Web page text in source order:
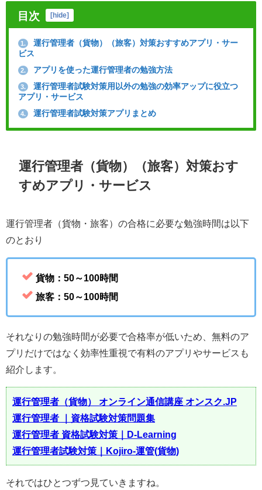
目次 hide
1.
運行管理者（貨物）（旅客）対策おすすめアプリ・サー
ビス
2. アプリを使った運行管理者の勉強方法
3.
運行管理者試験対策用以外の勉強の効率アップに役立つ
アプリ・サービス
4. 運行管理者試験対策アプリまとめ
運行管理者（貨物）（旅客）対策おす
すめアプリ・サービス
運行管理者（貨物・旅客）の合格に必要な勉強時間は以下
のとおり
貨物：50～100時間
旅客：50～100時間
それなりの勉強時間が必要で合格率が低いため、無料のア
プリだけではなく効率性重視で有料のアプリやサービスも
紹介します。
運行管理者（貨物） オンライン通信講座 オンスク.JP
運行管理者 ｜資格試験対策問題集
運行管理者 資格試験対策｜D-Learning
運行管理者試験対策｜Kojiro-運管(貨物)
それではひとつずつ見ていきますね。